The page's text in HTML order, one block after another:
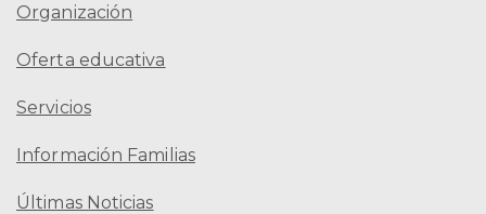
Organización
Oferta educativa
Servicios
Información Familias
Últimas Noticias